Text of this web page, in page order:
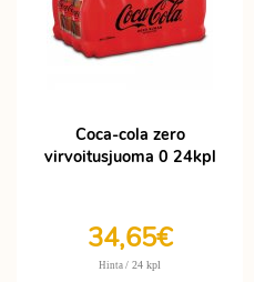
Coca-cola zero
virvoitusjuoma 0 24kpl
34,65€
Hinta / 24 kpl